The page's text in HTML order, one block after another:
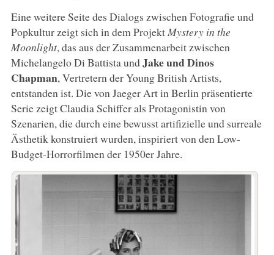
Eine weitere Seite des Dialogs zwischen Fotografie und
Popkultur zeigt sich in dem ProjektMystery in the
Moonlight, das aus der Zusammenarbeit zwischen
Michelangelo Di Battista undJake und Dinos
Chapman, Vertretern der Young British Artists,
entstanden ist. Die von Jaeger Art in Berlin präsentierte
Serie zeigt Claudia Schiffer als Protagonistin von
Szenarien, die durch eine bewusst artifizielle und surreale
Ästhetik konstruiert wurden, inspiriert von den Low-
Budget-Horrorfilmen der 1950er Jahre.